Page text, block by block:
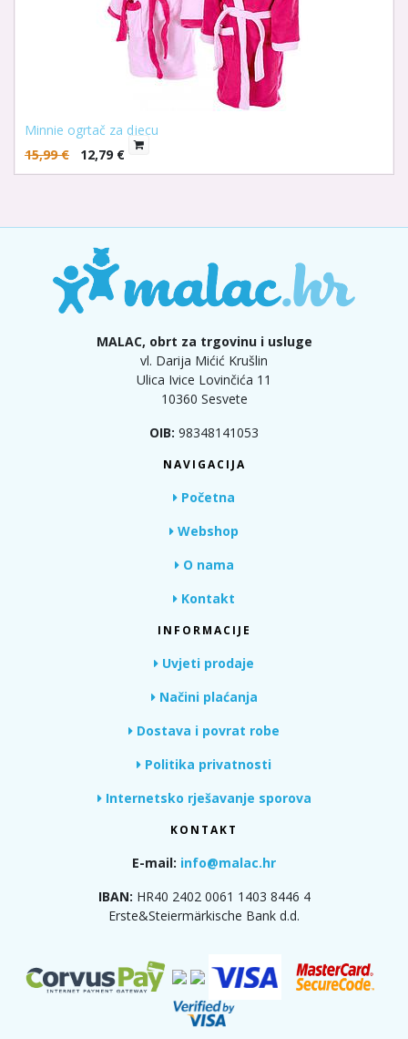
Minnie ogrtač za djecu
15,99€ 12,79 €
MALAC, obrt za trgovinu i usluge
vl. Darija Mićić Krušlin
Ulica Ivice Lovinčića 11
10360 Sesvete
OIB: 98348141053
NAVIGACIJA
Početna
Webshop
O nama
Kontakt
INFORMACIJE
Uvjeti prodaje
Načini plaćanja
Dostava i povrat robe
Politika privatnosti
Internetsko rješavanje sporova
KONTAKT
E-mail: info@malac.hr
IBAN: HR40 2402 0061 1403 8446 4
Erste&Steiermärkische Bank d.d.